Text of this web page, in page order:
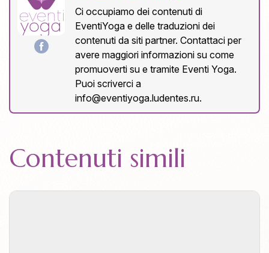
Ci occupiamo dei contenuti di
EventiYoga e delle traduzioni dei
contenuti da siti partner. Contattaci per
avere maggiori informazioni su come
promuoverti su e tramite Eventi Yoga.
Puoi scriverci a
info@eventiyoga.ludentes.ru.
Contenuti simili